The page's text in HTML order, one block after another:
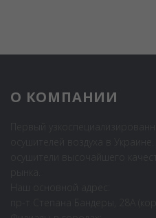
О КОМПАНИИ